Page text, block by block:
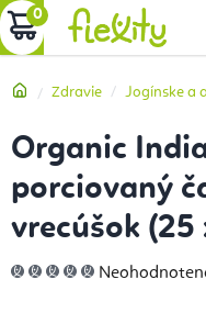
Prejsť
na
NÁKUPNÝ
Domov
Zdravie Jogínske a
Organic
porciovaný
vrecúšok (25
Priemerné
hodnotenie